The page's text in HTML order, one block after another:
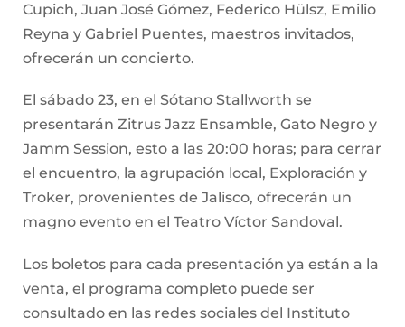
Cupich, Juan José Gómez, Federico Hülsz, Emilio
Reyna y Gabriel Puentes, maestros invitados,
ofrecerán un concierto.
El sábado 23, en el Sótano Stallworth se
presentarán Zitrus Jazz Ensamble, Gato Negro y
Jamm Session, esto a las 20:00 horas; para cerrar
el encuentro, la agrupación local, Exploración y
Troker, provenientes de Jalisco, ofrecerán un
magno evento en el Teatro Víctor Sandoval.
Los boletos para cada presentación ya están a la
venta, el programa completo puede ser
consultado en las redes sociales del Instituto